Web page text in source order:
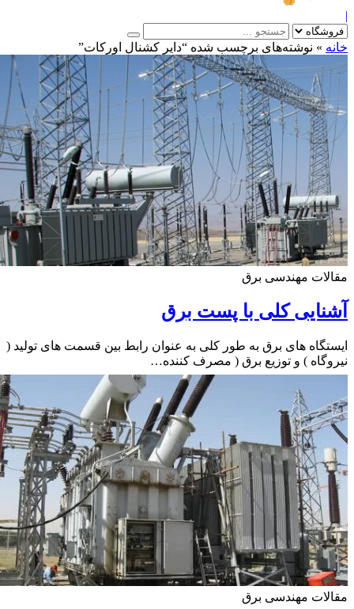
»نوشته‌های برچسب شده “دایر کشنال اورکات”
مهندسی برق
کلی با پست برق
های برق به طور کلی به عنوان رابط بین قسمت های تولید (
) و توزیع برق ( مصرف کننده…
مهندسی برق